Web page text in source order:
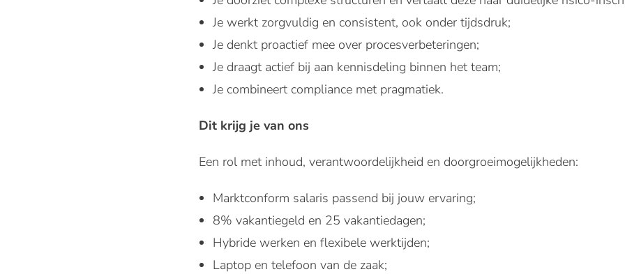
Je werkt zorgvuldig en consistent, ook onder tijdsdruk;
Je denkt proactief mee over procesverbeteringen;
Je draagt actief bij aan kennisdeling binnen het team;
Je combineert compliance met pragmatiek.
Dit krijg je van ons
Een rol met inhoud, verantwoordelijkheid en doorgroeimogelijkheden:
Marktconform salaris passend bij jouw ervaring;
8% vakantiegeld en 25 vakantiedagen;
Hybride werken en flexibele werktijden;
Laptop en telefoon van de zaak;